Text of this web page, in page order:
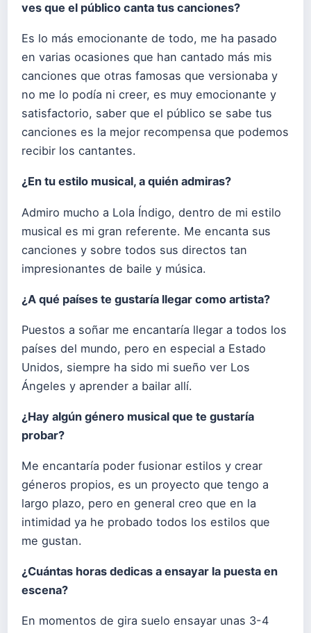
ves que el público canta tus canciones?
Es lo más emocionante de todo, me ha pasado
en varias ocasiones que han cantado más mis
canciones que otras famosas que versionaba y
no me lo podía ni creer, es muy emocionante y
satisfactorio, saber que el público se sabe tus
canciones es la mejor recompensa que podemos
recibir los cantantes.
¿En tu estilo musical, a quién admiras?
Admiro mucho a Lola Índigo, dentro de mi estilo
musical es mi gran referente. Me encanta sus
canciones y sobre todos sus directos tan
impresionantes de baile y música.
¿A qué países te gustaría llegar como artista?
Puestos a soñar me encantaría llegar a todos los
países del mundo, pero en especial a Estado
Unidos, siempre ha sido mi sueño ver Los
Ángeles y aprender a bailar allí.
¿Hay algún género musical que te gustaría
probar?
Me encantaría poder fusionar estilos y crear
géneros propios, es un proyecto que tengo a
largo plazo, pero en general creo que en la
intimidad ya he probado todos los estilos que
me gustan.
¿Cuántas horas dedicas a ensayar la puesta en
escena?
En momentos de gira suelo ensayar unas 3-4